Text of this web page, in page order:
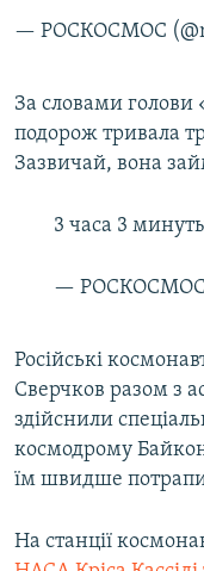
— РОСКОСМОС
За словами голови
подорож тривала
Зазвичай, вона
3 часа 3
— РОСКОСМОС
Російські
Сверчков разом з
здійснили
космодрому
їм швидше
На станції